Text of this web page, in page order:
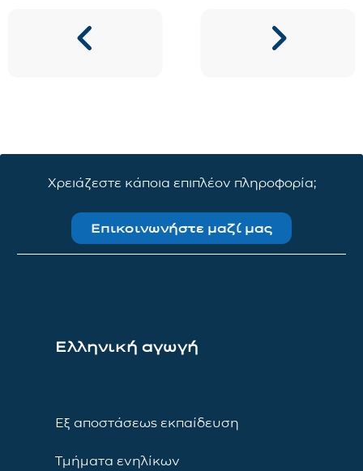
Χρειάζεστε κάποια επιπλέον πληροφορία;
Επικοινωνήστε μαζί μας
Ελληνική αγωγή
Εξ αποστάσεως εκπαίδευση
Τμήματα ενηλίκων